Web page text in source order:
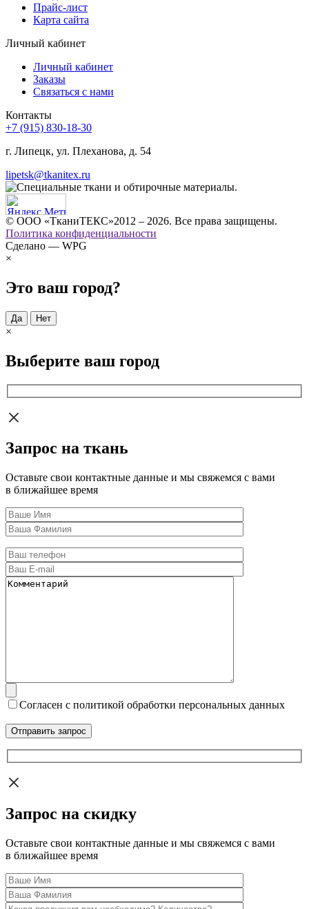
Прайс-лист
Карта сайта
Личный кабинет
Личный кабинет
Заказы
Связаться с нами
Контакты
+7 (915) 830-18-30
г. Липецк, ул. Плеханова, д. 54
lipetsk@tkanitex.ru
© ООО «ТканиТЕКС»2012 – 2026. Все права защищены.
Политика конфиденциальности
Сделано — WPG
×
Это ваш город?
Да Нет
×
Выберите ваш город
Запрос на ткань
Оставьте свои контактные данные и мы свяжемся с вами
в ближайшее время
Согласен с политикой обработки персональных данных
Запрос на скидку
Оставьте свои контактные данные и мы свяжемся с вами
в ближайшее время